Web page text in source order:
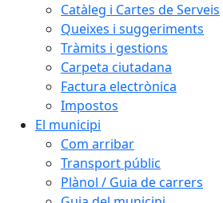
Catàleg i Cartes de Serveis
Queixes i suggeriments
Tràmits i gestions
Carpeta ciutadana
Factura electrònica
Impostos
El municipi
Com arribar
Transport públic
Plànol / Guia de carrers